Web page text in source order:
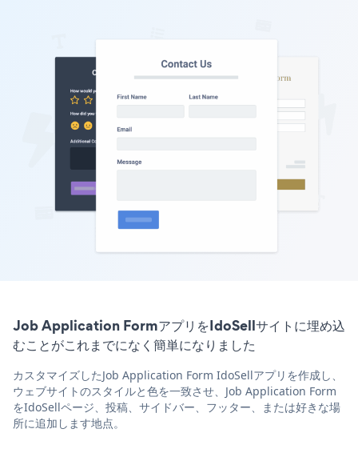
Job Application FormアプリをIdoSellサイトに埋め込
むことがこれまでになく簡単になりました
カスタマイズしたJob Application Form IdoSellアプリを作成し、
ウェブサイトのスタイルと色を一致させ、Job Application Form
をIdoSellページ、投稿、サイドバー、フッター、または好きな場
所に追加します地点。